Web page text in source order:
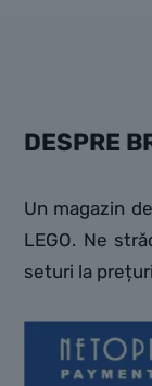
DESPRE
Un magazin
LEGO. Ne
seturi la